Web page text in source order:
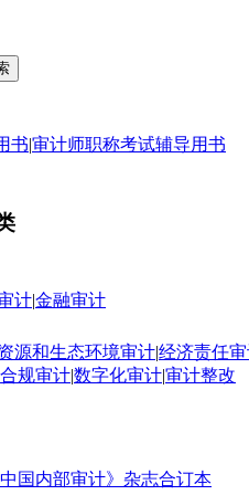
书|审计师职称考试辅导用书
计|金融审计
源和生态环境审计|经济责任
合规审计|数字化审计|审计整改
中国内部审计》杂志合订本